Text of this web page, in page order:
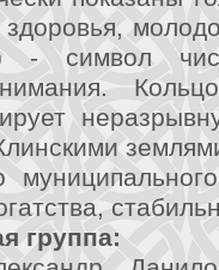
- символ
группа: